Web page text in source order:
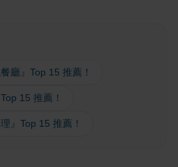
廳』Top 15 推薦！
15 推薦！
』Top 15 推薦！